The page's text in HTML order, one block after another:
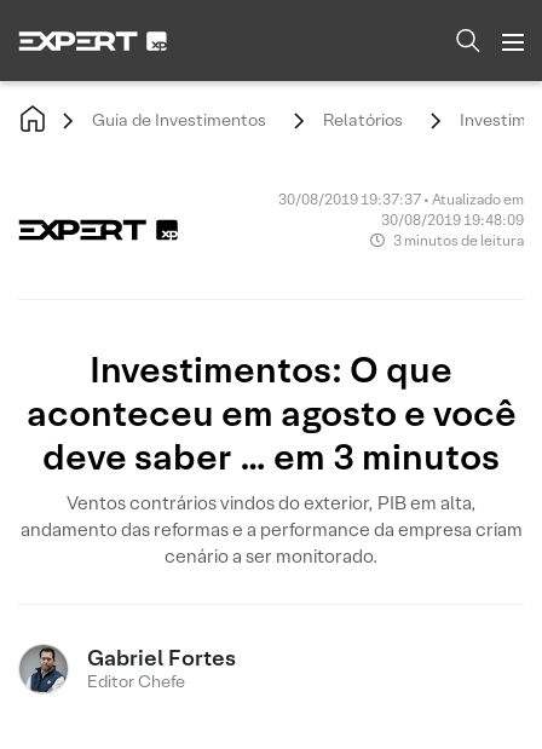
Guia de Investimentos Relatórios
30/08/2019 19:37:37 • Atualizado em
30/08/2019 19:48:09
3 minutos de leitura
Investimentos: O que
aconteceu em agosto e você
deve saber … em 3 minutos
Ventos contrários vindos do exterior, PIB em alta,
andamento das reformas e a performance da empresa criam
cenário a ser monitorado.
Gabriel Fortes
Editor Chefe